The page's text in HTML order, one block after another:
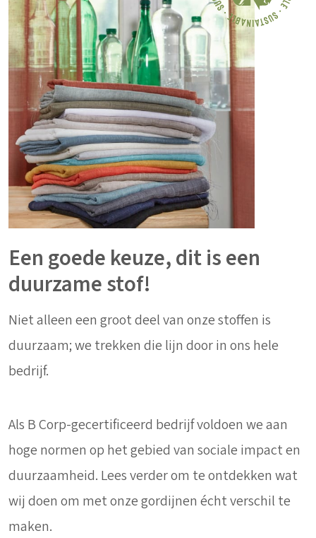
Een goede keuze, dit is een
duurzame stof!
Niet alleen een groot deel van onze stoffen is
duurzaam; we trekken die lijn door in ons hele
bedrijf.
Als B Corp-gecertificeerd bedrijf voldoen we aan
hoge normen op het gebied van sociale impact en
duurzaamheid. Lees verder om te ontdekken wat
wij doen om met onze gordijnen écht verschil te
maken.